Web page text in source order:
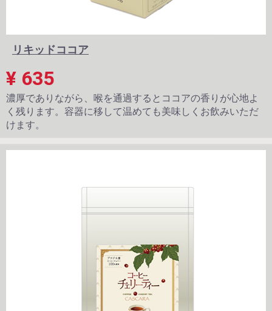
リキッドココア
¥ 635
濃厚でありながら、喉を通過するとココアの香りが心地よ
く残ります。容器に移して温めても美味しくお飲みいただ
けます。